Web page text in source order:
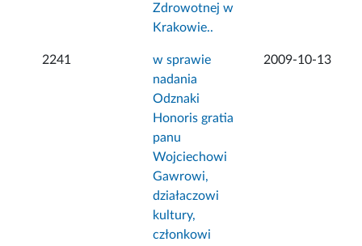
Zdrowotnej w
Krakowie..
2241
w sprawie
nadania
Odznaki
Honoris gratia
panu
Wojciechowi
Gawrowi,
działaczowi
kultury,
członkowi
2009-10-13